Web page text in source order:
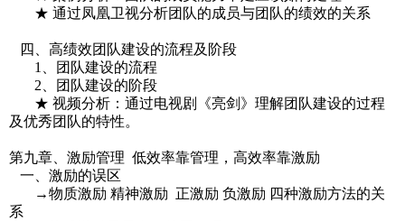
★ 通过凤凰卫视分析团队的成员与团队的绩效的关系
四、高绩效团队建设的流程及阶段
1、团队建设的流程
2、团队建设的阶段
★ 视频分析：通过电视剧《亮剑》理解团队建设的过程
及优秀团队的特性。
第九章、激励管理 低效率靠管理，高效率靠激励
一、激励的误区
→物质激励 精神激励 正激励 负激励 四种激励方法的关
系